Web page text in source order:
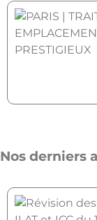
Nos derniers